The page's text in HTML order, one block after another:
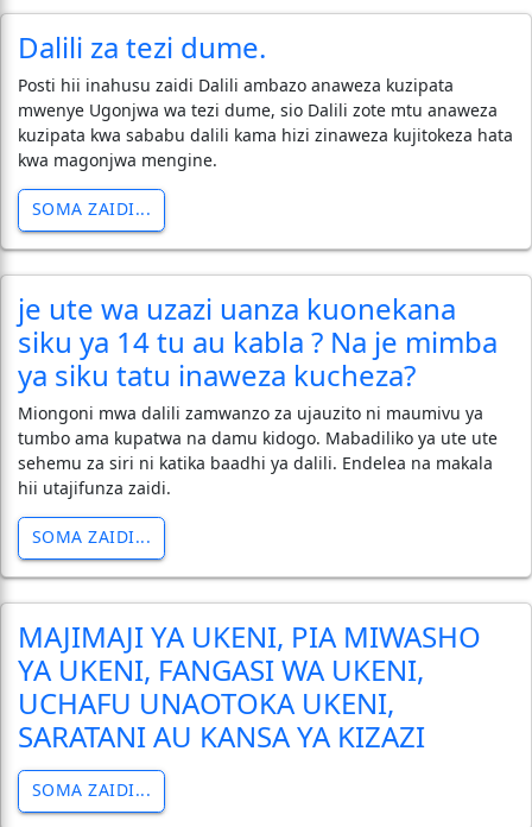
Dalili za tezi dume.
Posti hii inahusu zaidi Dalili ambazo anaweza kuzipata
mwenye Ugonjwa wa tezi dume, sio Dalili zote mtu anaweza
kuzipata kwa sababu dalili kama hizi zinaweza kujitokeza hata
kwa magonjwa mengine.
SOMA ZAIDI...
je ute wa uzazi uanza kuonekana
siku ya 14 tu au kabla ? Na je mimba
ya siku tatu inaweza kucheza?
Miongoni mwa dalili zamwanzo za ujauzito ni maumivu ya
tumbo ama kupatwa na damu kidogo. Mabadiliko ya ute ute
sehemu za siri ni katika baadhi ya dalili. Endelea na makala
hii utajifunza zaidi.
SOMA ZAIDI...
MAJIMAJI YA UKENI, PIA MIWASHO
YA UKENI, FANGASI WA UKENI,
UCHAFU UNAOTOKA UKENI,
SARATANI AU KANSA YA KIZAZI
SOMA ZAIDI...